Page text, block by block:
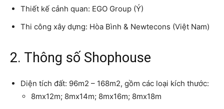
Thiết kế cảnh quan: EGO Group (Ý)
Thi công xây dựng: Hòa Bình & Newtecons (Việt Nam)
2. Thông số Shophouse
Diện tích đất: 96m2 – 168m2, gồm các loại kích thước:
8mx12m; 8mx14m; 8mx16m; 8mx18m